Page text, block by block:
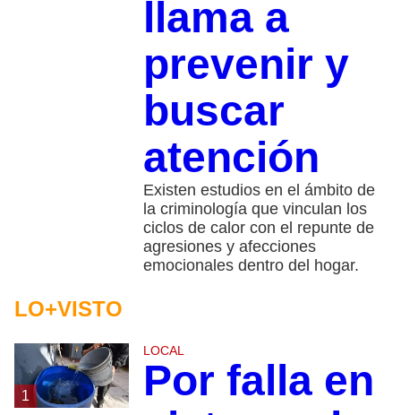
llama a
prevenir y
buscar
atención
Existen estudios en el ámbito de
la criminología que vinculan los
ciclos de calor con el repunte de
agresiones y afecciones
emocionales dentro del hogar.
LO+VISTO
1
LOCAL
Por falla en